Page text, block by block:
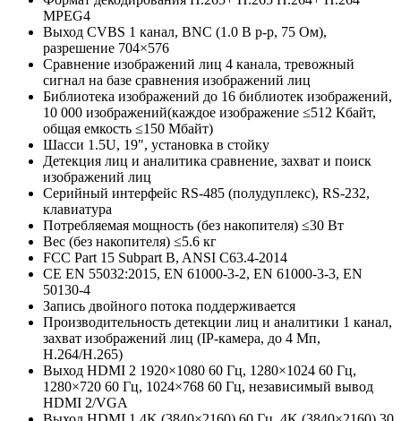
MPEG4
Выход CVBS 1 канал, BNC (1.0 В p-p, 75 Ом),
разрешение 704×576
Сравнение изображений лиц 4 канала, тревожный
сигнал на базе сравнения изображений лиц
Библиотека изображений до 16 библиотек изображений,
10 000 изображений(каждое изображение ≤512 Кбайт,
общая емкость ≤150 Мбайт)
Шасси 1.5U, 19", установка в стойку
Детекция лиц и аналитика сравнение, захват и поиск
изображений лиц
Серийный интерфейс RS-485 (полудуплекс), RS-232,
клавиатура
Потребляемая мощность (без накопителя) ≤30 Вт
Вес (без накопителя) ≤5.6 кг
FCC Part 15 Subpart B, ANSI C63.4-2014
CE EN 55032:2015, EN 61000-3-2, EN 61000-3-3, EN
50130-4
Запись двойного потока поддерживается
Производительность детекции лиц и аналитики 1 канал,
захват изображений лиц (IP-камера, до 4 Мп,
H.264/H.265)
Выход HDMI 2 1920×1080 60 Гц, 1280×1024 60 Гц,
1280×720 60 Гц, 1024×768 60 Гц, независимый вывод
HDMI 2/VGA